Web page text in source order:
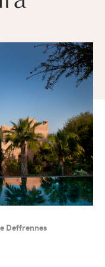
Deffrennes